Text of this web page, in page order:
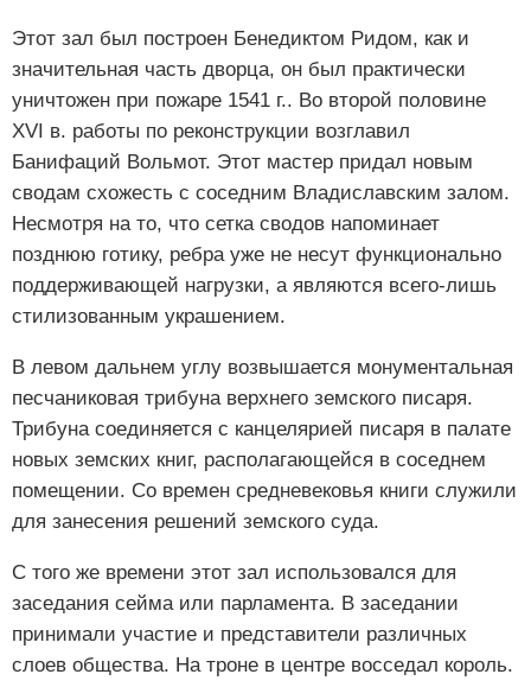
Этот зал был построен Бенедиктом Ридом, как и
значительная часть дворца, он был практически
уничтожен при пожаре 1541 г.. Во второй половине
XVI в. работы по реконструкции возглавил
Банифаций Вольмот. Этот мастер придал новым
сводам схожесть с соседним Владиславским залом.
Несмотря на то, что сетка сводов напоминает
позднюю готику, ребра уже не несут функционально
поддерживающей нагрузки, а являются всего-лишь
стилизованным украшением.
В левом дальнем углу возвышается монументальная
песчаниковая трибуна верхнего земского писаря.
Трибуна соединяется с канцелярией писаря в палате
новых земских книг, располагающейся в соседнем
помещении. Со времен средневековья книги служили
для занесения решений земского суда.
С того же времени этот зал использовался для
заседания сейма или парламента. В заседании
принимали участие и представители различных
слоев общества. На троне в центре восседал король.